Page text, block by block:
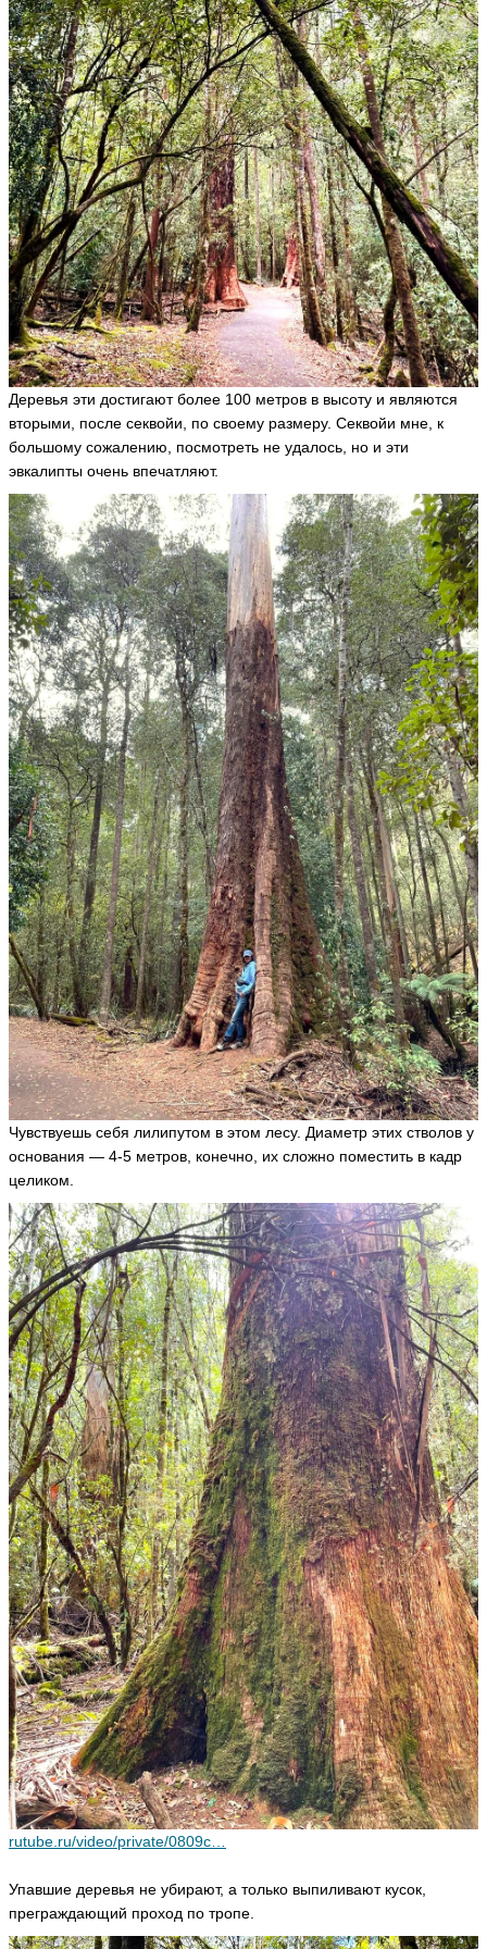
Деревья эти достигают более 100 метров в высоту и являются
вторыми, после секвойи, по своему размеру. Секвойи мне, к
большому сожалению, посмотреть не удалось, но и эти
эвкалипты очень впечатляют.
Чувствуешь себя лилипутом в этом лесу. Диаметр этих стволов у
основания — 4-5 метров, конечно, их сложно поместить в кадр
целиком.
rutube.ru/video/private/0809c…
Упавшие деревья не убирают, а только выпиливают кусок,
преграждающий проход по тропе.